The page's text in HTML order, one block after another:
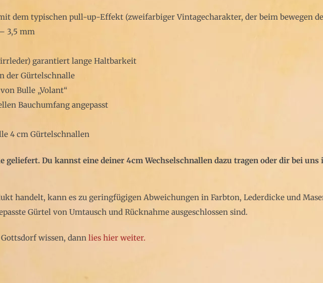
dem typischen pull-up-Effekt (zweifarbiger Vintagecharakter, der beim bewegen
3,5 mm
garantiert lange Haltbarkeit
der Gürtelschnalle
Bulle „Volant“
Bauchumfang angepasst
4 cm Gürtelschnallen
Du kannst eine deiner 4cm Wechselschnallen dazu tragen oder dir bei uns
handelt, kann es zu geringfügigen Abweichungen in Farbton, Lederdicke und
Gürtel von Umtausch und Rücknahme ausgeschlossen sind.
wissen, dann lies hier weiter.